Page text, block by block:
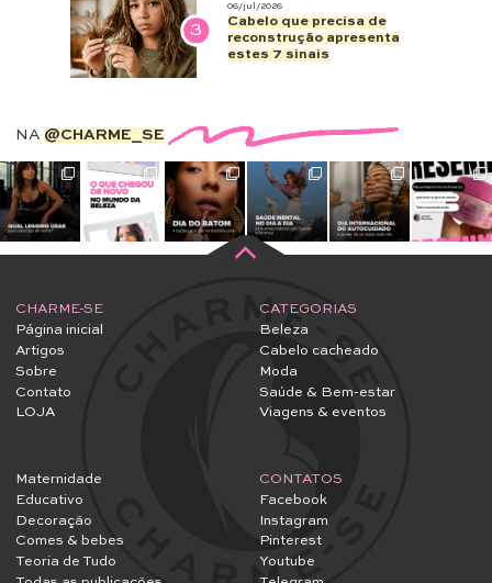
3
06/jul/2026
Cabelo que precisa de
reconstrução apresenta
estes 7 sinais
NA @CHARME_SE
CHARME-SE
Página inicial
Artigos
Sobre
Contato
LOJA
CATEGORIAS
Beleza
Cabelo cacheado
Moda
Saúde & Bem-estar
Viagens & eventos
Maternidade
Educativo
Decoração
Comes & bebes
Teoria de Tudo
CONTATOS
Facebook
Instagram
Pinterest
Youtube